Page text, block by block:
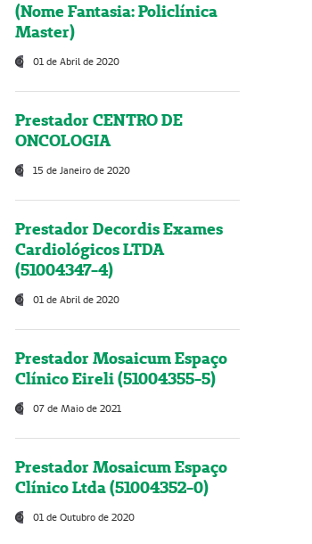
(Nome Fantasia: Policlínica
Master)
01 de Abril de 2020
Prestador CENTRO DE
ONCOLOGIA
15 de Janeiro de 2020
Prestador Decordis Exames
Cardiológicos LTDA
(51004347-4)
01 de Abril de 2020
Prestador Mosaicum Espaço
Clínico Eireli (51004355-5)
07 de Maio de 2021
Prestador Mosaicum Espaço
Clínico Ltda (51004352-0)
01 de Outubro de 2020